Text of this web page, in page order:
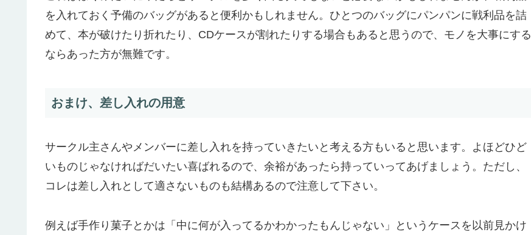
を入れておく予備のバッグがあると便利かもしれません。ひとつのバッグにパンパンに戦利品を詰
めて、本が破けたり折れたり、CDケースが割れたりする場合もあると思うので、モノを大事にする
ならあった方が無難です。
おまけ、差し入れの用意
サークル主さんやメンバーに差し入れを持っていきたいと考える方もいると思います。よほどひど
いものじゃなければだいたい喜ばれるので、余裕があったら持っていってあげましょう。ただし、
コレは差し入れとして適さないものも結構あるので注意して下さい。
例えば手作り菓子とかは「中に何が入ってるかわかったもんじゃない」というケースを以前見かけ